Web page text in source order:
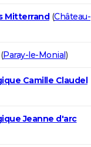
Mitterrand(Château-
Paray-le-Monial)
Camille Claudel
Jeanne d'arc